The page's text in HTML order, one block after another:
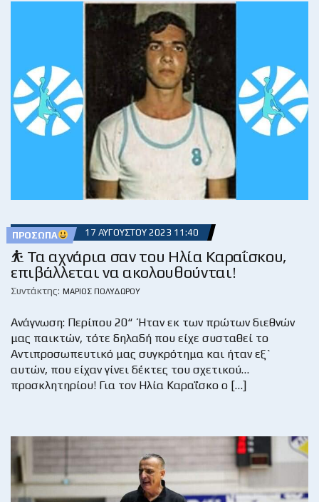
ΠΡΌΣΩΠΑ 17 ΑΥΓΟΎΣΤΟΥ 2023 11:40
⛹ Τα αχνάρια σαν του Ηλία Καραΐσκου,
επιβάλλεται να ακολουθούνται!
Συντάκτης: ΜΆΡΙΟΣ ΠΟΛΥΔΏΡΟΥ
Ανάγνωση: Περίπου 20“ Ήταν εκ των πρώτων διεθνών
μας παικτών, τότε δηλαδή που είχε συσταθεί το
Αντιπροσωπευτικό μας συγκρότημα και ήταν εξ`
αυτών, που είχαν γίνει δέκτες του σχετικού…
προσκλητηρίου! Για τον Ηλία Καραΐσκο ο […]